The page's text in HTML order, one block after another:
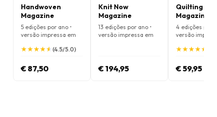
Handwoven
Magazine
5 edições por ano •
versão impressa em
★
★★
★★
★★
★★
★ (4.5/5.0)
€ 87,50
Knit Now
Magazine
13 edições por ano •
versão impressa em
€ 194,95
Quilting
Magazine
4 edições por
versão
★
★★
★★
★★
★★
★
€ 59,95